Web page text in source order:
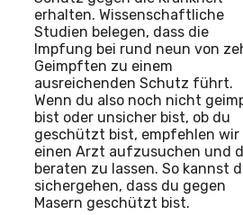
erhalten. Wissenschaftliche
Studien belegen, dass die
Impfung bei rund neun von
Geimpften zu einem
ausreichenden Schutz führt.
Wenn du also noch nicht
bist oder unsicher bist, ob du
geschützt bist, empfehlen wir
einen Arzt aufzusuchen und
beraten zu lassen. So kannst
sichergehen, dass du gegen
Masern geschützt bist.